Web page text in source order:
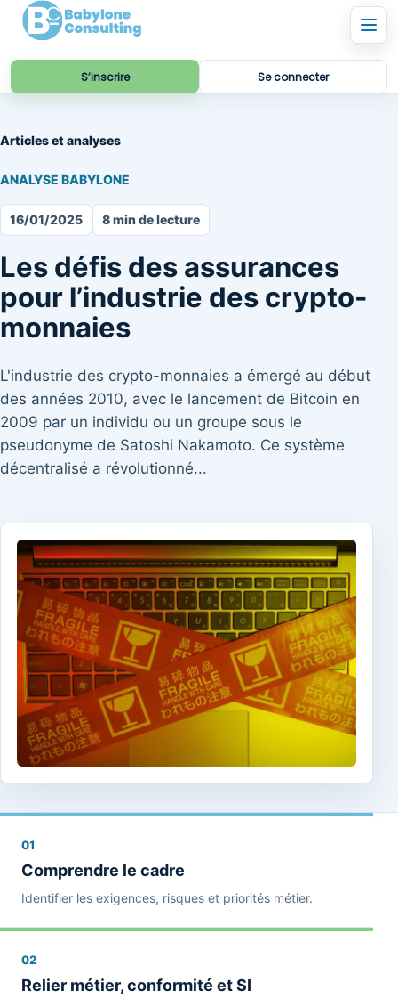
S’inscrire Se connecter
Articles et analyses
ANALYSE BABYLONE
16/01/2025 8 min de lecture
Les défis des assurances
pour l’industrie des crypto-
monnaies
L'industrie des crypto-monnaies a émergé au début
des années 2010, avec le lancement de Bitcoin en
2009 par un individu ou un groupe sous le
pseudonyme de Satoshi Nakamoto. Ce système
décentralisé a révolutionné...
01
Comprendre le cadre
Identifier les exigences, risques et priorités métier.
02
Relier métier, conformité et SI